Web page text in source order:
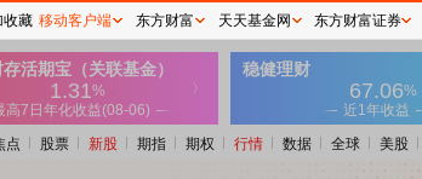
点 股票 新股 期指 期权 行情 数据 全球 美股
收藏 移动客户端 东方财富 天天基金网 东方财富证券